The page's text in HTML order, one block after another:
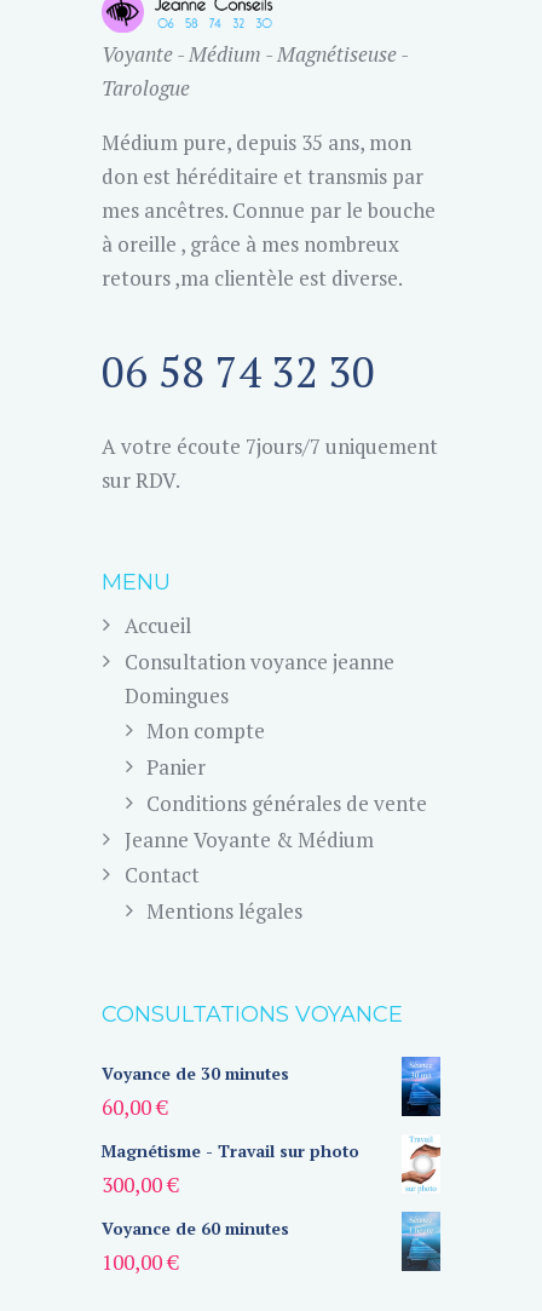
Voyante - Médium - Magnétiseuse -
Tarologue
Médium pure, depuis 35 ans, mon
don est héréditaire et transmis par
mes ancêtres. Connue par le bouche
à oreille , grâce à mes nombreux
retours ,ma clientèle est diverse.
06 58 74 32 30
A votre écoute 7jours/7 uniquement
sur RDV.
MENU
Accueil
Consultation voyance jeanne
Domingues
Mon compte
Panier
Conditions générales de vente
Jeanne Voyante & Médium
Contact
Mentions légales
CONSULTATIONS VOYANCE
Voyance de 30 minutes
60,00€
Magnétisme - Travail sur photo
300,00€
Voyance de 60 minutes
100,00€